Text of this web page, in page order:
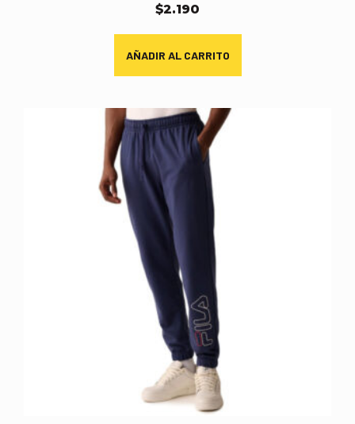
$2.190
AÑADIR AL CARRITO